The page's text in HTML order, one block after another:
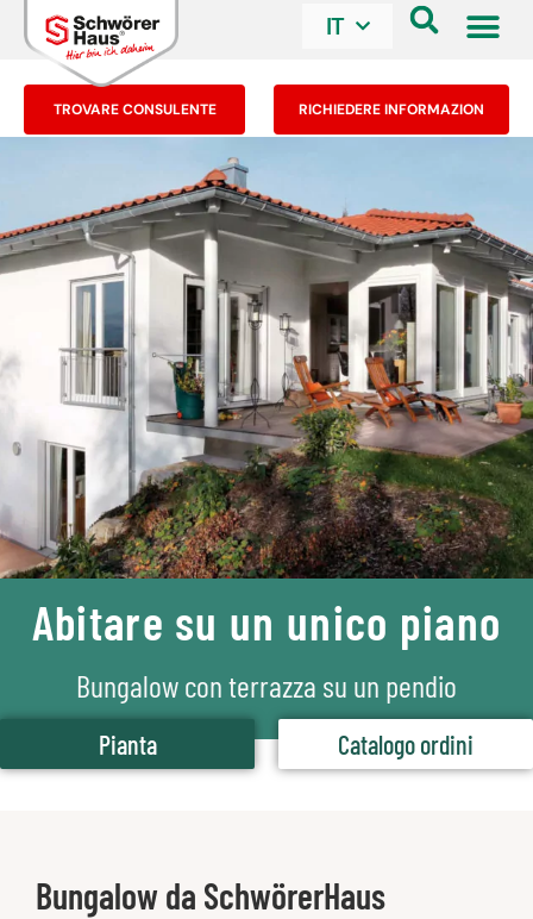
IT
TROVARE CONSULENTE RICHIEDERE INFORMAZION
Abitare su un unico piano
Bungalow con terrazza su un pendio
Pianta Catalogo ordini
Bungalow da SchwörerHaus